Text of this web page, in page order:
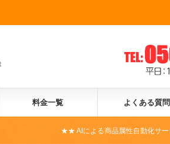
料金一覧 よくある質問
★★ AIによる商品属性自動化サービス開始 ★★